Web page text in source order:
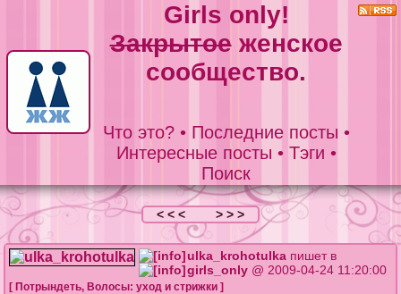
Girls only!
Закрытоеженское
сообщество.
Что это?• Последние посты •
Интересные посты • Тэги •
Поиск
< < < > > >
ulka_krohotulka пишет в
girls_only @ 2009-04-24 11:20:00
[ Потрындеть, Волосы: уход и стрижки ]